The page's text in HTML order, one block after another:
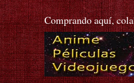
Comprando aquí,